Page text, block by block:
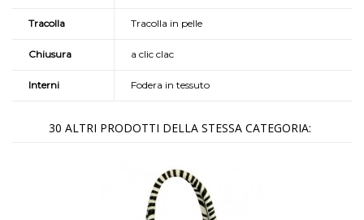
Tracolla Tracolla in pelle
Chiusura a clic clac
Interni Fodera in tessuto
30 ALTRI PRODOTTI DELLA STESSA CATEGORIA: